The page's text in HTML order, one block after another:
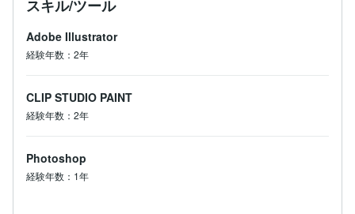
スキル/ツール
Adobe Illustrator
経験年数：2年
CLIP STUDIO PAINT
経験年数：2年
Photoshop
経験年数：1年